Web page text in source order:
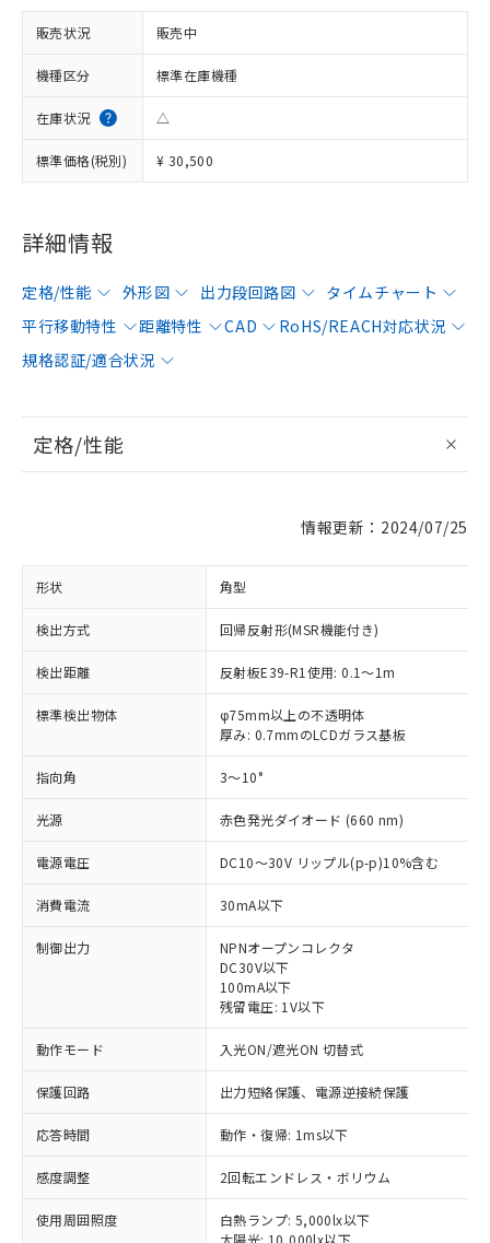
販売状況 販売中
機種区分 標準在庫機種
在庫状況 △
標準価格(税別) ¥ 30,500
詳細情報
定格/性能 外形図 出力段回路図
タイムチャート
平行移動特性
距離特性 CAD
RoHS/REACH対応状況
規格認証/適合状況
定格/性能
情報更新：2024/07/25
形状 角型
検出方式 回帰反射形(MSR機能付き)
検出距離 反射板E39-R1使用: 0.1～1m
標準検出物体
φ75mm以上の不透明体
厚み: 0.7mmのLCDガラス基板
指向角 3～10°
光源 赤色発光ダイオード (660 nm)
電源電圧 DC10～30V リップル(p-p)10%含む
消費電流 30mA以下
制御出力
NPNオープンコレクタ
DC30V以下
100mA以下
残留電圧: 1V以下
動作モード 入光ON/遮光ON 切替式
保護回路 出力短絡保護、電源逆接続保護
応答時間 動作・復帰: 1ms以下
感度調整 2回転エンドレス・ボリウム
使用周囲照度
白熱ランプ: 5,000lx以下
太陽光: 10,000lx以下
※1 対応状況
対応済み：EU RoHS指令（10物質）の